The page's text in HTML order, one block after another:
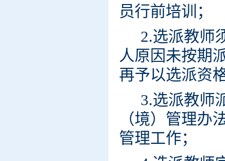
员行前培训；
2.选派教师
人原因未按期
再予以选派资
3.选派教师
（境）管理办
管理工作；